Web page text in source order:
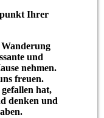
Ihrer
Wanderung
und
nehmen.
freuen.
gefallen hat,
denken und